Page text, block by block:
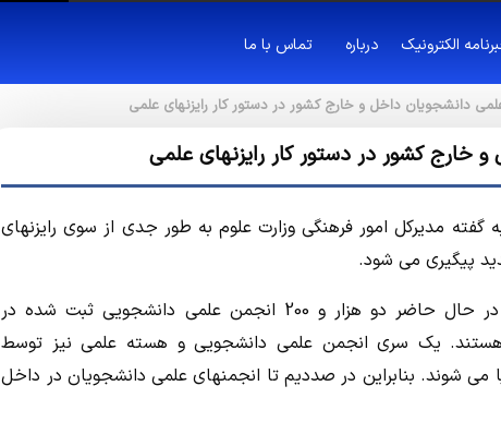
الکترونیک درباره تماس با ما
دانشجویان داخل و خارج کشور در دستور کار رایزنهای علمی
خارج کشور در دستور کار رایزنهای علمی
مدیرکل امور فرهنگی وزارت علوم به طور جدی از سوی رایزنهای
پیگیری می شود.
محسن اسلامی در گفتگو با خبرگزاري مهر با بیان این خبر گفت: در حال حاضر دو هزار و 200 انجمن علمی دانشجویی ثبت شده در
یک سری انجمن علمی دانشجویی و هسته علمی نیز توسط
شوند. بنابراین در صددیم تا انجمنهای علمی دانشجویان در داخل